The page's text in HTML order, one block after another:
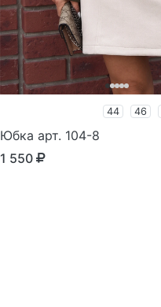
44 46
Юбка арт. 104-8
1 550